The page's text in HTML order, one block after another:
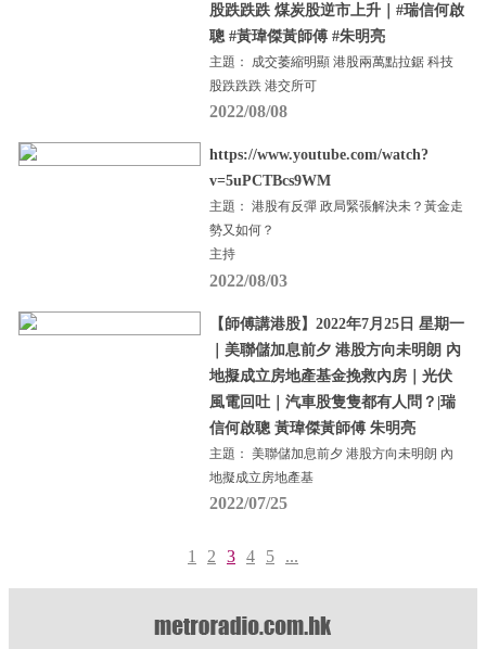
股跌跌跌 煤炭股逆市上升｜#瑞信何啟
聰 #黃瑋傑黃師傅 #朱明亮
主題： 成交萎縮明顯 港股兩萬點拉鋸 科技
股跌跌跌 港交所可
2022/08/08
https://www.youtube.com/watch?
v=5uPCTBcs9WM
主題： 港股有反彈 政局緊張解決未？黃金走
勢又如何？
主持
2022/08/03
【師傅講港股】2022年7月25日 星期一
｜美聯儲加息前夕 港股方向未明朗 內
地擬成立房地產基金挽救內房｜光伏
風電回吐｜汽車股隻隻都有人問？|瑞
信何啟聰 黃瑋傑黃師傅 朱明亮
主題： 美聯儲加息前夕 港股方向未明朗 內
地擬成立房地產基
2022/07/25
1 2 3 4 5 ...